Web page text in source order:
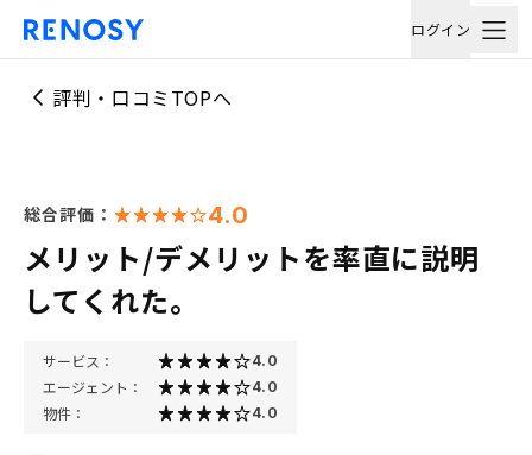
ログイン
評判・口コミTOPへ
総合評価： 4.0
メリット/デメリットを率直に説明
してくれた。
サービス： 4.0
エージェント： 4.0
物件： 4.0